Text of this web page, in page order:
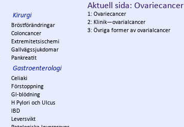
Kirurgi
Bröstförändringar
Coloncancer
Extremitetsischemi
Gallvägssjukdomar
Pankreatit
Gastroenterologi
Celiaki
Förstoppning
GI-blödning
H Pylori och Ulcus
IBD
Leversvikt
Aktuell sida: Ovariecancer
1: Ovariecancer
2: Klinik—ovarialcancer
3: Övriga former av ovarialcancer